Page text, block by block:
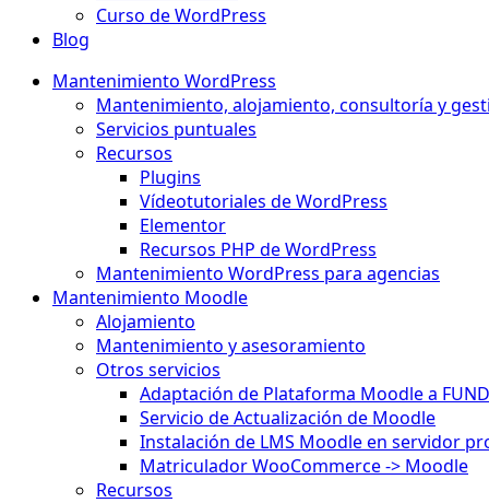
Curso de WordPress
Blog
Mantenimiento WordPress
Mantenimiento, alojamiento, consultoría y
Servicios puntuales
Recursos
Plugins
Vídeotutoriales de WordPress
Elementor
Recursos PHP de WordPress
Mantenimiento WordPress para agencias
Mantenimiento Moodle
Alojamiento
Mantenimiento y asesoramiento
Otros servicios
Adaptación de Plataforma Moodle a
Servicio de Actualización de Moodle
Instalación de LMS Moodle en servidor
Matriculador WooCommerce -> Moodle
Recursos